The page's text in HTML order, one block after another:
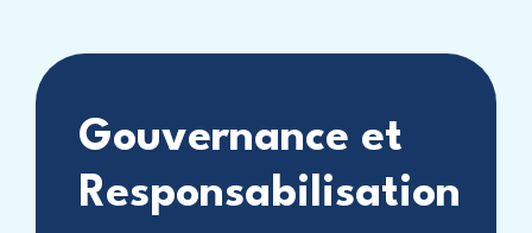
Gouvernance et
Responsabilisation